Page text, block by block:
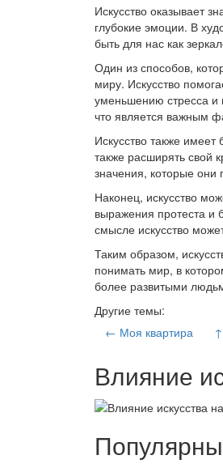
Искусство оказывает
глубокие эмоции. В
быть для нас как
Один из способов,
миру. Искусство
уменьшению стресса и
что является важным
Искусство также
также расширять свой
значения, которые
Наконец, искусство
выражения протеста и
смысле искусство
Таким образом,
понимать мир, в
более развитыми
Другие темы:
← Моя квартира
Влияние